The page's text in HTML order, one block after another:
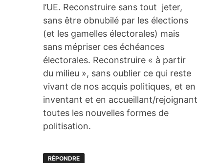
l’UE. Reconstruire sans tout jeter,
sans être obnubilé par les élections
(et les gamelles électorales) mais
sans mépriser ces échéances
électorales. Reconstruire « à partir
du milieu », sans oublier ce qui reste
vivant de nos acquis politiques, et en
inventant et en accueillant/rejoignant
toutes les nouvelles formes de
politisation.
RÉPONDRE